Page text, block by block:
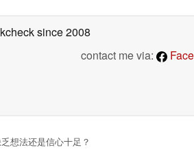
since 2008
contact me via:
想法还是信心十足？